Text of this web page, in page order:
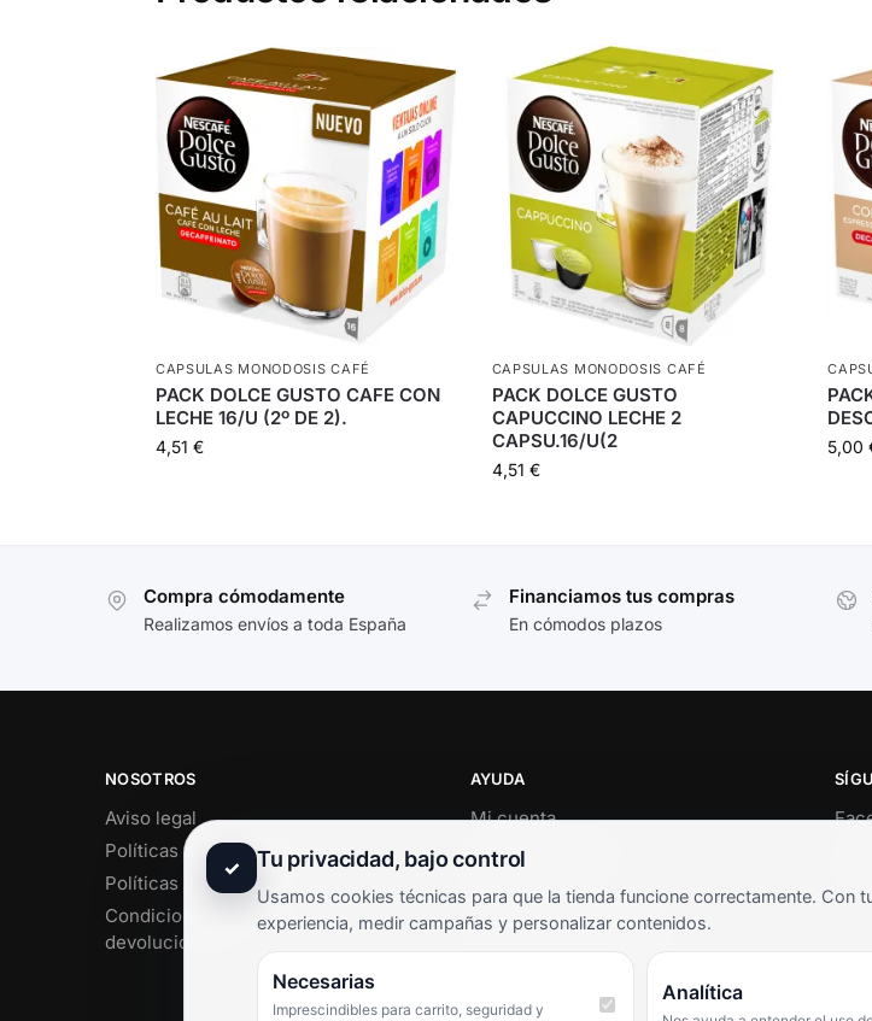
CAPSULAS MONODOSIS CAFÉ
PACK DOLCE GUSTO CAFE CON
LECHE 16/U (2º DE 2).
4,51 €
CAPSULAS MONODOSIS CAFÉ
PACK DOLCE GUSTO
CAPUCCINO LECHE 2
CAPSU.16/U(2
4,51 €
5,00
Compra cómodamente
Realizamos envíos a toda España
Financiamos tus compras
En cómodos plazos
NOSOTROS
Aviso legal
Políticas de privacidad
Políticas de cookies
Condiciones de envío y
devoluciones
AYUDA
Mi cuenta
Soporte al cliente
Términos y condiciones
Preguntas frecuentes
✓ Tu privacidad, bajo control
Usamos cookies técnicas para que la tienda funcione correctamente. Con
experiencia, medir campañas y personalizar contenidos.
Necesarias
Imprescindibles para carrito, seguridad y
Analítica